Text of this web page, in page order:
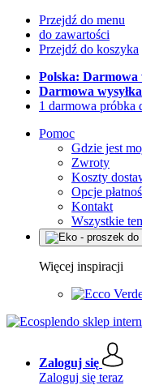
Przejdź do menu
do zawartości
Przejdź do koszyka
Polska: Darmowa
Darmowa
1 darmowa próbka
Pomoc
Gdzie jest
Zwroty
Koszty
Opcje
Kontakt
Wszystkie
Więcej inspiracji
Zaloguj się
Zaloguj się teraz